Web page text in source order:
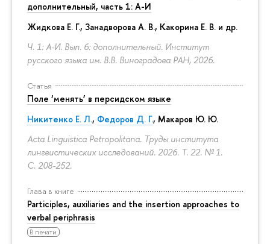
дополнительный, часть 1: А-И
Жидкова Е. Г., Занадворова А. В., Какорина Е. В. и др.
Ч. 1: А-И. Вып. 6: дополнительный. Институт
русского языка им. В.В. Виноградова РАН, 2026.
Статья
Поле ‘менять’ в персидском языке
Никитенко Е. Л., Федоров Д. Г., Макаров Ю. Ю.
Acta Linguistica Petropolitana. Труды института
лингвистических исследований. 2026. Т. 22. № 1.
С. 208-252.
Глава в книге
Participles, auxiliaries and the insertion approaches to
verbal periphrasis
В печати